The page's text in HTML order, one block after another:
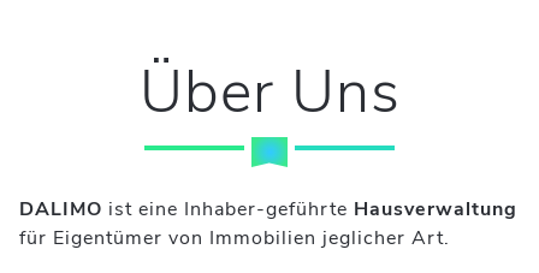
Über Uns
DALIMO ist eine Inhaber-geführte Hausverwaltung
für Eigentümer von Immobilien jeglicher Art.